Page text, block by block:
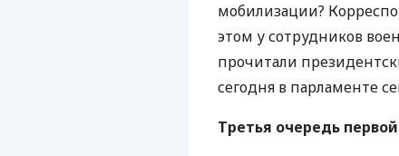
мобилизации?
этом у сотрудников
прочитали
сегодня в парламенте
Третья очередь